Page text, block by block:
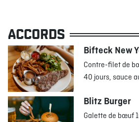
ACCORDS
Bifteck New
Contre-filet de
40 jours, sauce
Blitz Burger
Galette de bœuf